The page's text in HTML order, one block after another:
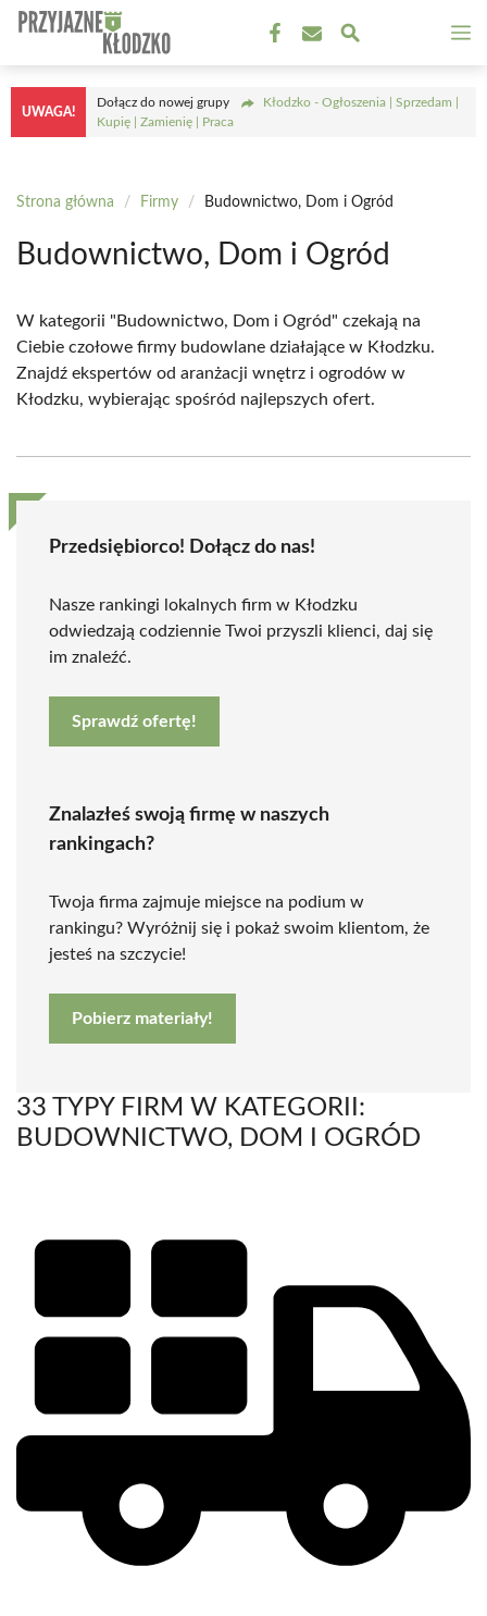
Przejdź
treści
UWAGA!
Dołącz do nowej grupy
Kłodzko - Ogłoszenia | Sprzedam |
Kupię | Zamienię | Praca
Strona główna / Firmy / Budownictwo, Dom i Ogród
Budownictwo, Dom i Ogród
W kategorii "Budownictwo, Dom i Ogród" czekają na
Ciebie czołowe firmy budowlane działające w Kłodzku.
Znajdź ekspertów od aranżacji wnętrz i ogrodów w
Kłodzku, wybierając spośród najlepszych ofert.
Przedsiębiorco! Dołącz do nas!
Nasze rankingi lokalnych firm w Kłodzku
odwiedzają codziennie Twoi przyszli klienci, daj się
im znaleźć.
Sprawdź ofertę!
Znalazłeś swoją firmę w naszych
rankingach?
Twoja firma zajmuje miejsce na podium w
rankingu? Wyróżnij się i pokaż swoim klientom, że
jesteś na szczycie!
Pobierz materiały!
33 TYPY FIRM W KATEGORII:
BUDOWNICTWO, DOM I OGRÓD